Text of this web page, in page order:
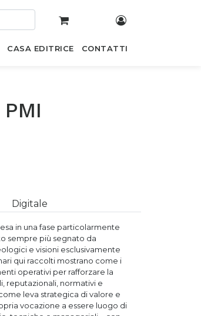
CASA EDITRICE CONTATTI
Digitale
in una fase particolarmente
sempre più segnato da
e visioni esclusivamente
qui raccolti mostrano come i
operativi per rafforzare la
reputazionali, normativi e
leva strategica di valore e
vocazione a essere luogo di